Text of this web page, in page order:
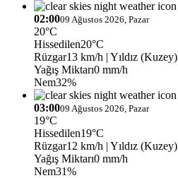
02:0009 Ağustos 2026, Pazar
20°C
Hissedilen20°C
Rüzgar13 km/h | Yıldız (Kuzey)
Yağış Miktarı0 mm/h
Nem32%
03:0009 Ağustos 2026, Pazar
19°C
Hissedilen19°C
Rüzgar12 km/h | Yıldız (Kuzey)
Yağış Miktarı0 mm/h
Nem31%